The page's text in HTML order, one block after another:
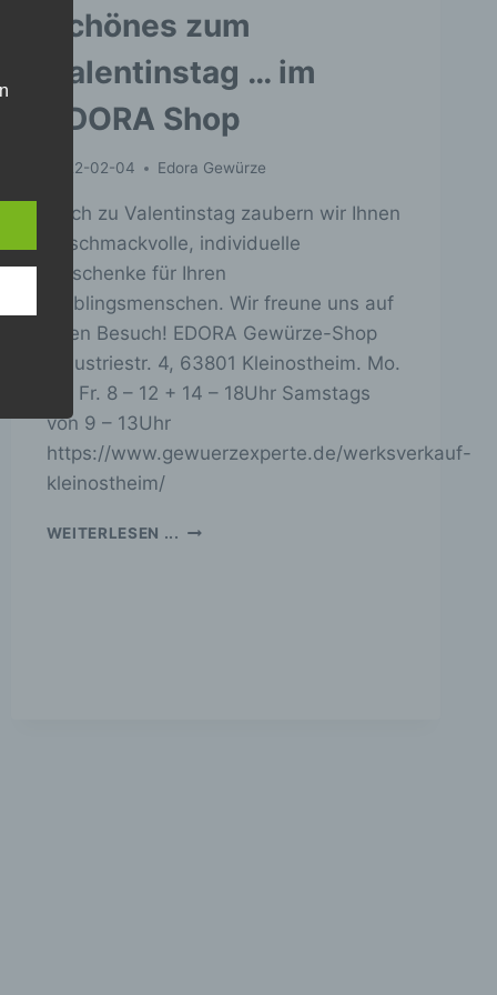
Schönes zum
Valentinstag … im
EDORA Shop
2022-02-04 Edora Gewürze
Auch zu Valentinstag zaubern wir Ihnen
geschmackvolle, individuelle
Geschenke für Ihren
Lieblingsmenschen. Wir freune uns auf
Ihren Besuch! EDORA Gewürze-Shop
Industriestr. 4, 63801 Kleinostheim. Mo.
bis Fr. 8 – 12 + 14 – 18Uhr Samstags
von 9 – 13Uhr
https://www.gewuerzexperte.de/werksverkauf-
kleinostheim/
WEITERLESEN ... SCHÖNES